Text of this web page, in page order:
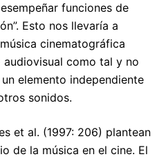
funciones de
Esto nos llevaría a
cinematográfica
como tal y no
elemento independiente
sonidos.
et al. (1997: 206) plantean
de la música en el cine. El